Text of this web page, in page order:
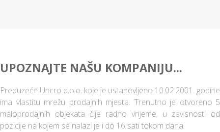
UPOZNAJTE NAŠU KOMPANIJU...
Preduzeće Uncro d.o.o. koje je ustanovljeno 10.02.2001. godine
ima vlastitu mrežu prodajnih mjesta. Trenutno je otvoreno 5
maloprodajnih objekata čije radno vrijeme, u zavisnosti od
pozicije na kojem se nalazi je i do 16 sati tokom dana.